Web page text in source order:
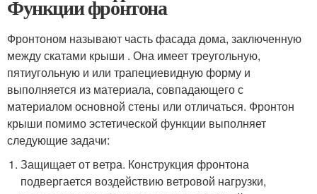
Функции фронтона
Фронтоном называют часть фасада дома, заключенную
между скатами крыши . Она имеет треугольную,
пятиугольную и или трапециевидную форму и
выполняется из материала, совпадающего с
материалом основной стены или отличаться. Фронтон
крыши помимо эстетической функции выполняет
следующие задачи:
Защищает от ветра. Конструкция фронтона
подвергается воздействию ветровой нагрузки,